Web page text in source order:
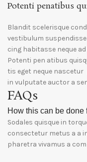
Potenti penatibus
Blandit scelerisque
vestibulum
cing habitasse neque
Potenti pen atibus
tis eget neque
in vulputate auctor a
FAQs
How this can be done
Sodales quisque in
consectetur metus a a
pharetra vivamus a